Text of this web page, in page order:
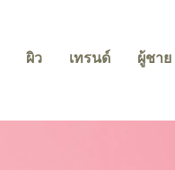
ผิว เทรนด์ ผู้ชาย